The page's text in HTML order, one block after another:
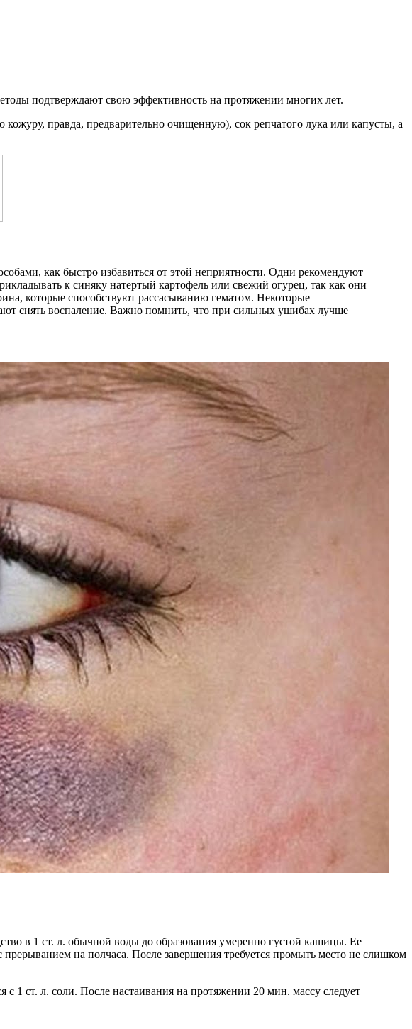
подтверждают свою эффективность на протяжении многих лет.
как быстро избавиться от этой неприятности. Одни рекомендуют
к синяку натертый картофель или свежий огурец, так как они
которые способствуют рассасыванию гематом. Некоторые
снять воспаление. Важно помнить, что при сильных ушибах лучше
в 1 ст. л. обычной воды до образования умеренно густой кашицы. Ее
на полчаса. После завершения требуется промыть место не слишком
1 ст. л. соли. После настаивания на протяжении 20 мин. массу следует